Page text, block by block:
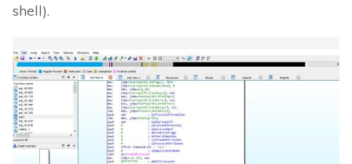
shell).